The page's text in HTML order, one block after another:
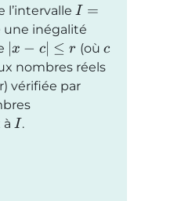
l’intervalle I =
une inégalité
x − c∣ ≤ r (où c
nombres réels
vérifiée par
I.